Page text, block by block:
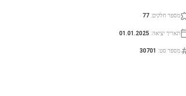
מספר חלקים:
77
תאריך יציאה:
01.01.2025
מספר סט:
30701